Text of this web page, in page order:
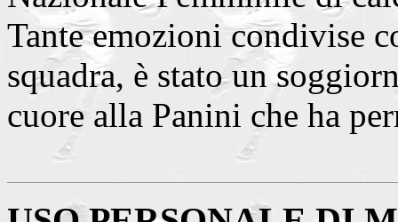
Tante emozioni condivise
squadra, è stato un
cuore alla Panini che ha